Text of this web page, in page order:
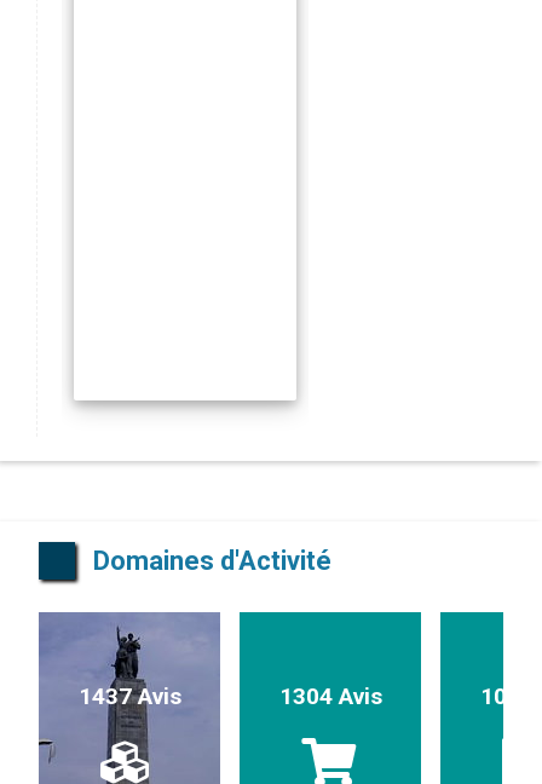
Domaines d'Activité
1437 Avis 1304 Avis 1017